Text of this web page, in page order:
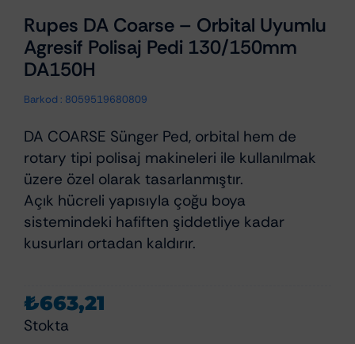
Rupes DA Coarse – Orbital Uyumlu
Agresif Polisaj Pedi 130/150mm
DA150H
Barkod : 8059519680809
DA COARSE Sünger Ped, orbital hem de
rotary tipi polisaj makineleri ile kullanılmak
üzere özel olarak tasarlanmıştır.
Açık hücreli yapısıyla çoğu boya
sistemindeki hafiften şiddetliye kadar
kusurları ortadan kaldırır.
₺663,21
Stokta